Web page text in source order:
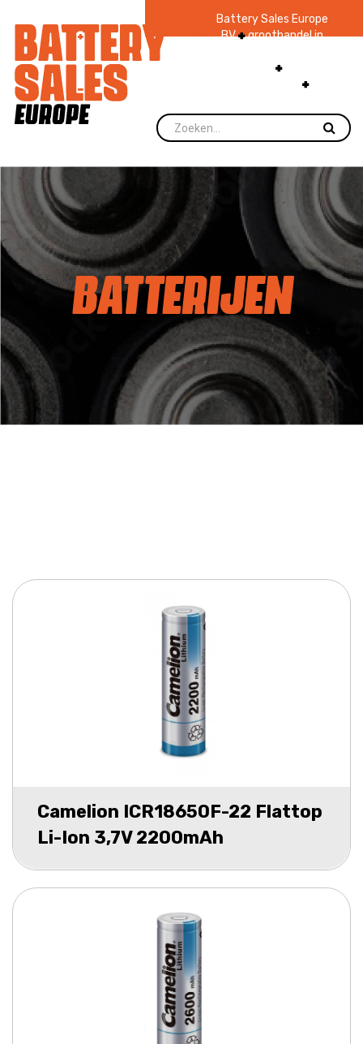
Battery Sales Europe
BV groothandel in
zaklampen Ruim 48
jaar ervaring
voorraad.
BATTERIJEN
Camelion ICR18650F-22 Flattop
Li-Ion 3,7V 2200mAh